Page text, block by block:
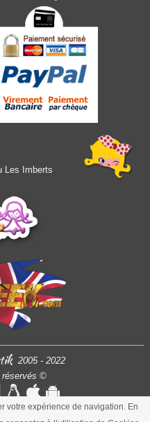
votre expérience de navigation. En
Les Imberts
2005 - 2022
©